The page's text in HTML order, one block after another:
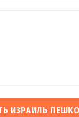
ИЗРАИЛЬ